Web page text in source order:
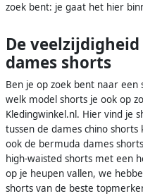
zoek bent: je gaat het hier
De
dames shorts
Ben je op zoek bent naar een
welk model shorts je ook op
Kledingwinkel.nl. Hier vind je
tussen de dames chino
ook de bermuda dames
high-waisted shorts met een
op je heupen vallen, we
shorts van de beste